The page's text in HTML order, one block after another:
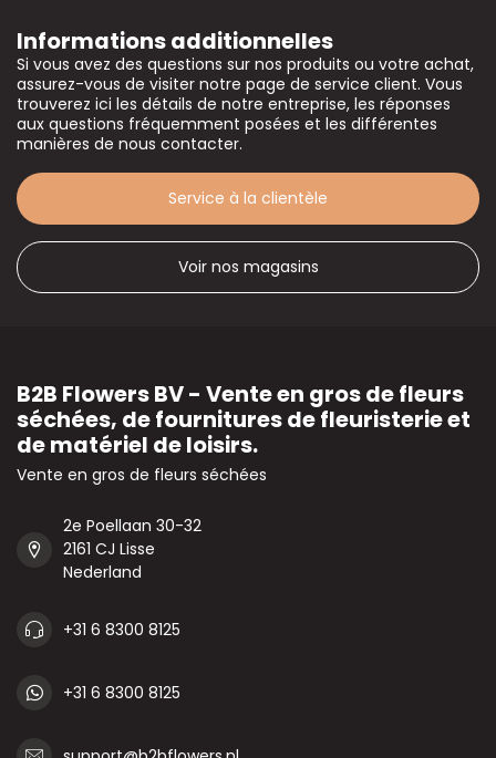
Informations additionnelles
Si vous avez des questions sur nos produits ou votre achat,
assurez-vous de visiter notre page de service client. Vous
trouverez ici les détails de notre entreprise, les réponses
aux questions fréquemment posées et les différentes
manières de nous contacter.
Service à la clientèle
Voir nos magasins
B2B Flowers BV - Vente en gros de fleurs
séchées, de fournitures de fleuristerie et
de matériel de loisirs.
Vente en gros de fleurs séchées
2e Poellaan 30-32
2161 CJ Lisse
Nederland
+31 6 8300 8125
+31 6 8300 8125